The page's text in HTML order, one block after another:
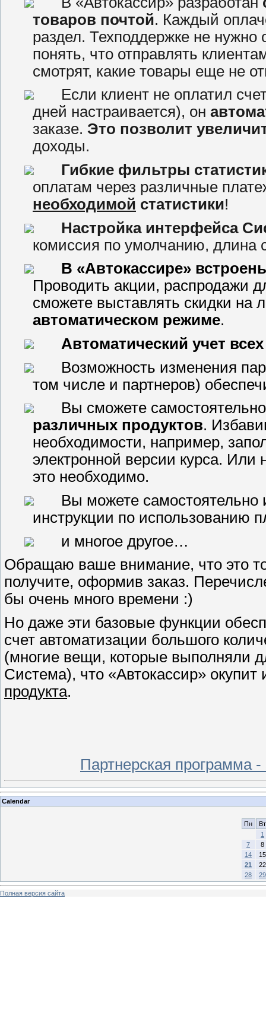
товаров почтой. Каждый
раздел. Техподдержке не нужно
понять, что отправлять
смотрят, какие товары еще не
Если клиент не оплатил
дней настраивается), он
заказе. Это позволит
доходы.
Гибкие фильтры
оплатам через различные
необходимой статистики!
Настройка интерфейса
комиссия по умолчанию, длина
В «Автокассире»
Проводить акции, распродажи
сможете выставлять скидки на
автоматическом режиме.
Автоматический учет
Возможность изменения
том числе и партнеров)
Вы сможете
различных продуктов.
необходимости, например,
электронной версии курса. Или
это необходимо.
Вы можете
инструкции по использованию
и многое другое…
Обращаю ваше внимание, что это
получите, оформив заказ.
бы очень много времени :)
Но даже эти базовые функции
счет автоматизации большого
(многие вещи, которые выполняли
Система), что «Автокассир»
продукта.
Партнерская программа
Calendar
Пн
Вт
1
7
8
14
15
21
22
28
29
Полная версия сайта